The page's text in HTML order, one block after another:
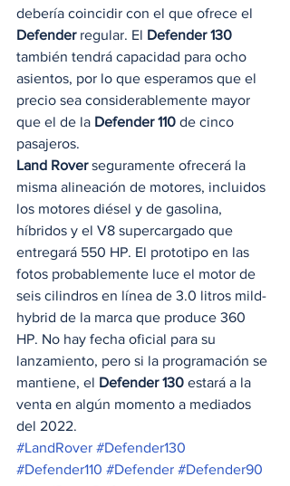
debería coincidir con el que ofrece el
Defender regular. El Defender 130
también tendrá capacidad para ocho
asientos, por lo que esperamos que el
precio sea considerablemente mayor
que el de la Defender 110 de cinco
pasajeros.
Land Rover seguramente ofrecerá la
misma alineación de motores, incluidos
los motores diésel y de gasolina,
híbridos y el V8 supercargado que
entregará 550 HP. El prototipo en las
fotos probablemente luce el motor de
seis cilindros en línea de 3.0 litros mild-
hybrid de la marca que produce 360 ​​
HP. No hay fecha oficial para su
lanzamiento, pero si la programación se
mantiene, el Defender 130 estará a la
venta en algún momento a mediados
del 2022.
#LandRover #Defender130
#Defender110 #Defender #Defender90